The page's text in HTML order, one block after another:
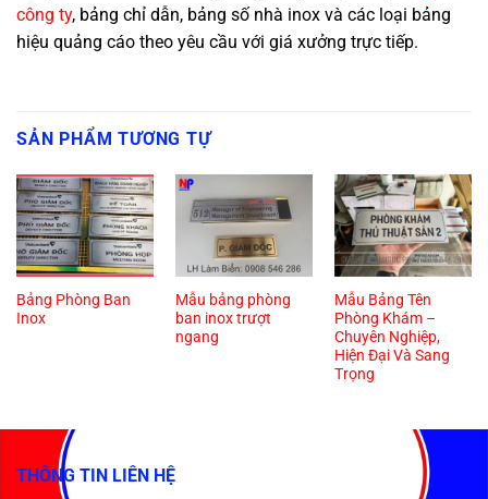
công ty, bảng chỉ dẫn, bảng số nhà inox và các loại bảng
hiệu quảng cáo theo yêu cầu với giá xưởng trực tiếp.
SẢN PHẨM TƯƠNG TỰ
Bảng Phòng Ban
Inox
Mẫu bảng phòng
ban inox trượt
ngang
Mẫu Bảng Tên
Phòng Khám –
Chuyên Nghiệp,
Hiện Đại Và Sang
Trọng
THÔNG TIN LIÊN HỆ